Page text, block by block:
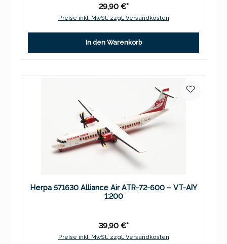
29,90 €*
Preise inkl. MwSt. zzgl. Versandkosten
In den Warenkorb
Herpa 571630 Alliance Air ATR-72-600 – VT-AIY
1:200
39,90 €*
Preise inkl. MwSt. zzgl. Versandkosten